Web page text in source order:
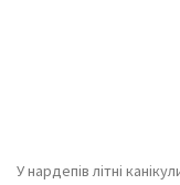
У нардепів літні